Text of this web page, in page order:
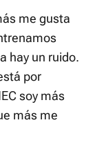
me gusta
hay un ruido.
por
soy más
más me